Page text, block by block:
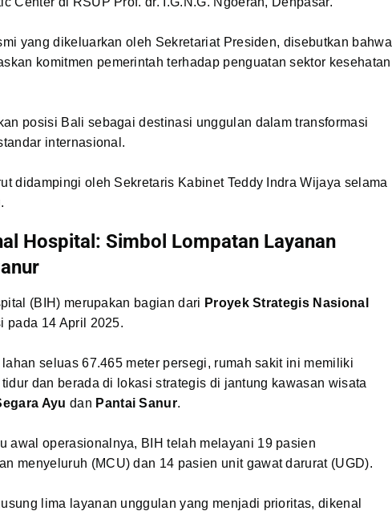
yang dikeluarkan oleh Sekretariat Presiden, disebutkan bahwa
komitmen pemerintah terhadap penguatan sektor kesehatan
posisi Bali sebagai destinasi unggulan dalam transformasi
internasional.
didampingi oleh Sekretaris Kabinet Teddy Indra Wijaya selama
Hospital: Simbol Lompatan Layanan
(BIH) merupakan bagian dari Proyek Strategis Nasional
pada 14 April 2025.
seluas 67.465 meter persegi, rumah sakit ini memiliki
dan berada di lokasi strategis di jantung kawasan wisata
Ayu dan Pantai Sanur.
awal operasionalnya, BIH telah melayani 19 pasien
menyeluruh (MCU) dan 14 pasien unit gawat darurat (UGD).
lima layanan unggulan yang menjadi prioritas, dikenal